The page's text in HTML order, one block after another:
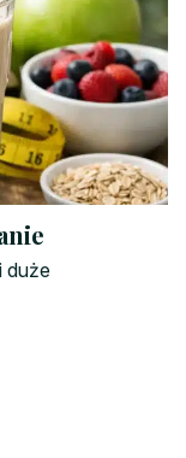
duże